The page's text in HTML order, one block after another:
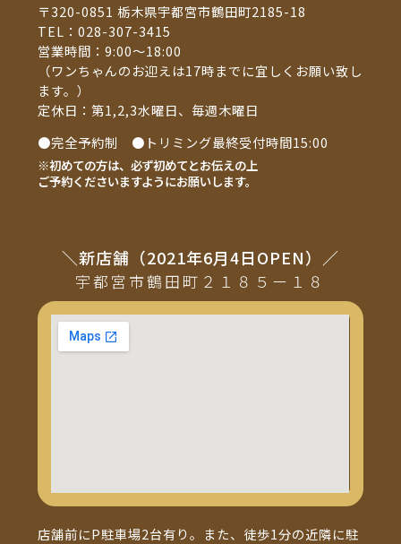
〒320-0851 栃木県宇都宮市鶴田町2185-18
TEL：028-307-3415
営業時間：9:00～18:00
（ワンちゃんのお迎えは17時までに宜しくお願い致し
ます。）
定休日：第1,2,3水曜日、毎週木曜日
●完全予約制 ●トリミング最終受付時間15:00
※初めての方は、必ず初めてとお伝えの上
ご予約くださいますようにお願いします。
＼新店舗（2021年6月4日OPEN）／
宇都宮市鶴田町２１８５ー１８
店舗前にP駐車場2台有り。また、徒歩1分の近隣に駐